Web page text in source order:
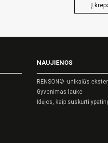
Į
NAUJIENOS
RENSON© -unikalūs
Gyvenimas lauke
Idėjos, kaip suskurti